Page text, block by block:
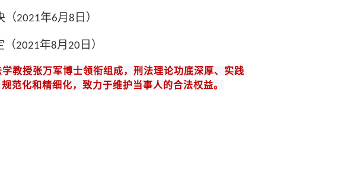
（2021年6月 8 日）
（2021年8月 20 日）
教授张万军博士领衔组成， 刑法理论功底深厚、实践
范化和精细化，致力于维护当事人的合法权益。